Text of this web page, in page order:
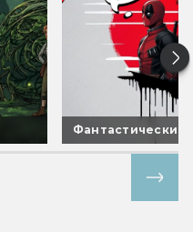
Фантастические